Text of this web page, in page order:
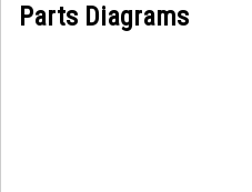
Parts Diagrams